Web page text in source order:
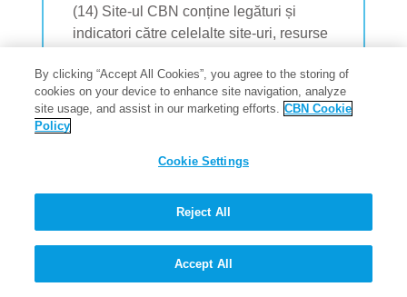
(14) Site-ul CBN conține legături și
indicatori către celelalte site-uri, resurse
către și de pe site-ul CBN către alte site-
uri terțe, întreținute de terți, nu constituie
o aprobare a CBN sau a oricărei filiale
conținutului acestora. CBN nu își asumă
materialele terților furnizate prin
intermediul link-urilor de pe site-ul CBN.
By clicking “Accept All Cookies”, you agree to the storing of
cookies on your device to enhance site navigation, analyze
site usage, and assist in our marketing efforts. CBN Cookie
Policy
Cookie Settings
Reject All
Accept All